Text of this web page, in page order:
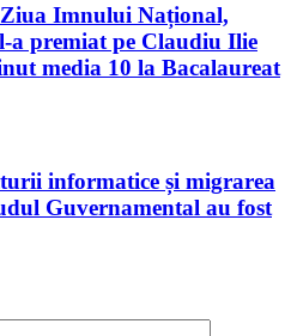
Imnului Național,
premiat pe Claudiu Ilie
media 10 la Bacalaureat
informatice și migrarea
Guvernamental au fost